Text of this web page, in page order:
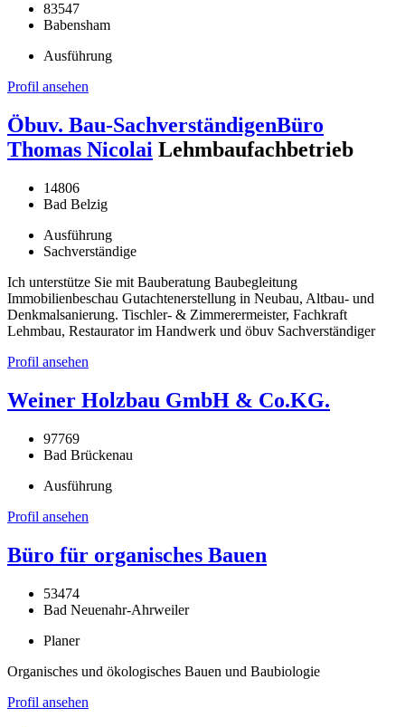
83547
Babensham
Ausführung
Profil ansehen
Öbuv. Bau-SachverständigenBüro
Thomas Nicolai Lehmbaufachbetrieb
14806
Bad Belzig
Ausführung
Sachverständige
Ich unterstütze Sie mit Bauberatung Baubegleitung
Immobilienbeschau Gutachtenerstellung in Neubau, Altbau- und
Denkmalsanierung. Tischler- & Zimmerermeister, Fachkraft
Lehmbau, Restaurator im Handwerk und öbuv Sachverständiger
Profil ansehen
Weiner Holzbau GmbH & Co.KG.
97769
Bad Brückenau
Ausführung
Profil ansehen
Büro für organisches Bauen
53474
Bad Neuenahr-Ahrweiler
Planer
Organisches und ökologisches Bauen und Baubiologie
Profil ansehen